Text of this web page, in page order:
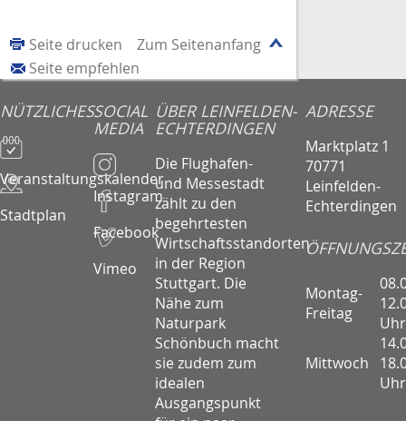
Zum Seitenanfang
Seite drucken
Seite empfehlen
NÜTZLICHES
Veranstaltungskalender
Stadtplan
SOCIAL
MEDIA
Instagram
Facebook
Vimeo
ÜBER LEINFELDEN-
ECHTERDINGEN
Die Flughafen-
und Messestadt
zählt zu den
begehrtesten
Wirtschaftsstandorten
in der Region
Stuttgart. Die
Nähe zum
Naturpark
Schönbuch macht
sie zudem zum
idealen
Ausgangspunkt
ADRESSE
Marktplatz 1
70771
Leinfelden-
Echterdingen
Montag-
Freitag
Uhr
Mittwoch
Uhr